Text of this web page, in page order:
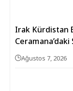
Irak Kürdistan
Ceramana’daki
Ağustos 7, 2026